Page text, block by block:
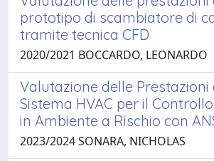
prototipo di scambiatore di
tramite tecnica CFD
2020/2021 BOCCARDO, LEONARDO
Valutazione delle Prestazioni
Sistema HVAC per il
in Ambiente a Rischio con
2023/2024 SONARA, NICHOLAS